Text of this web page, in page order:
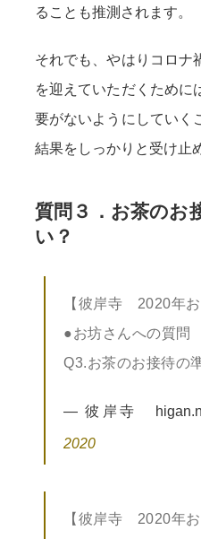
ることも推測されます。
それでも、やはりコロナ
を迎えていただくために
要がないようにしていく
結果をしっかりと受け止
質問３．お茶のお
い？
【彼岸寺 2020年
●お坊さんへの質問
Q3.お茶のお接待の
— 彼岸寺
2020
【彼岸寺 2020年